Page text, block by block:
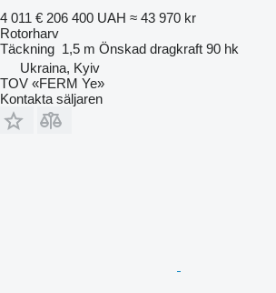
4 011 € 206 400 UAH ≈ 43 970 kr
Rotorharv
Täckning 1,5 m Önskad dragkraft 90 hk
Ukraina, Kyiv
TOV «FERM Ye»
Kontakta säljaren